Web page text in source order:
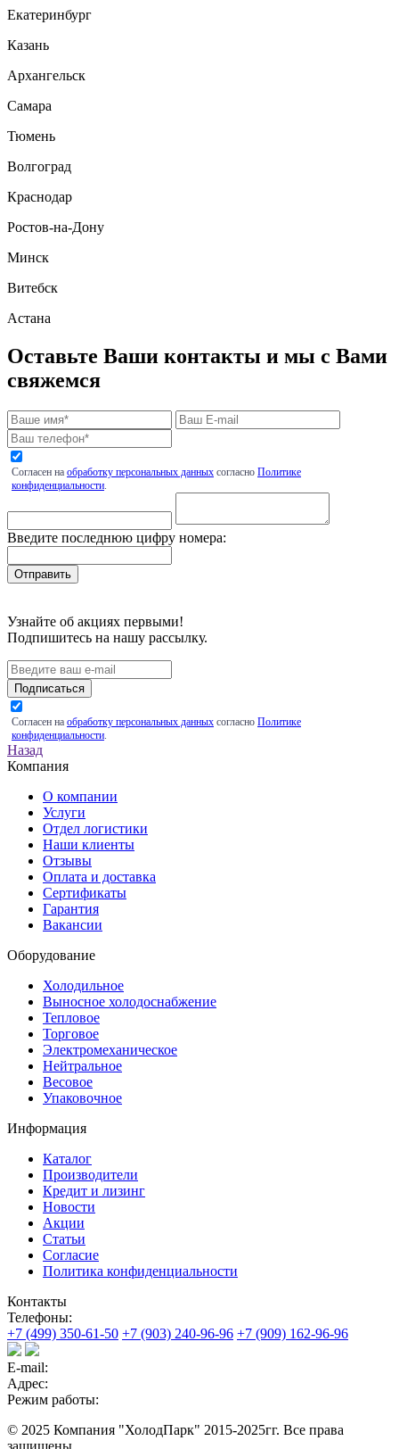
Екатеринбург
Казань
Архангельск
Самара
Тюмень
Волгоград
Краснодар
Ростов-на-Дону
Минск
Витебск
Астана
Оставьте Ваши контакты и мы с Вами
свяжемся
Согласен на обработку персональных данных согласно Политике
конфиденциальности.
Введите последнюю цифру номера:
Узнайте об акциях первыми!
Подпишитесь на нашу рассылку.
Подписаться
Согласен на обработку персональных данных согласно Политике
конфиденциальности.
Назад
Компания
О компании
Услуги
Отдел логистики
Наши клиенты
Отзывы
Оплата и доставка
Сертификаты
Гарантия
Вакансии
Оборудование
Холодильное
Выносное холодоснабжение
Тепловое
Торговое
Электромеханическое
Нейтральное
Весовое
Упаковочное
Информация
Каталог
Производители
Кредит и лизинг
Новости
Акции
Статьи
Согласие
Политика конфиденциальности
Контакты
Телефоны:
+7 (499) 350-61-50 +7 (903) 240-96-96 +7 (909) 162-96-96
E-mail:
Адрес:
Режим работы:
© 2025 Компания "ХолодПарк" 2015-2025гг. Все права